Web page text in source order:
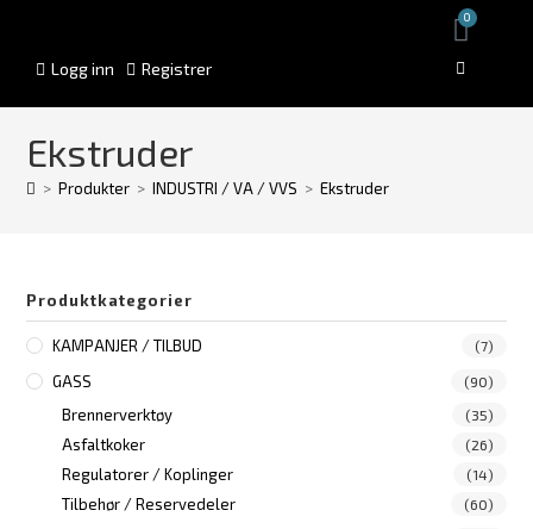
Logg inn Registrer
0
Ekstruder
> Produkter > INDUSTRI / VA / VVS > Ekstruder
Produktkategorier
KAMPANJER / TILBUD (7)
GASS (90)
Brennerverktøy (35)
Asfaltkoker (26)
Regulatorer / Koplinger (14)
Tilbehør / Reservedeler (60)